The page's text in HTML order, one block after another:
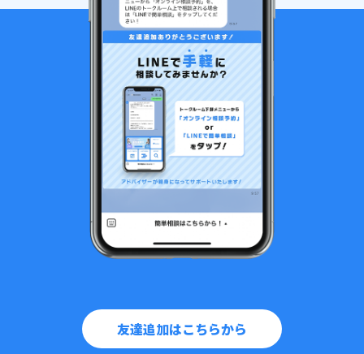
友達追加はこちらから